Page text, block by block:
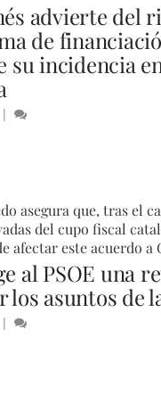
advierte del
de
su incidencia
asegura que, tras el
del cupo fiscal
afectar este acuerdo a
al PSOE una
los asuntos de